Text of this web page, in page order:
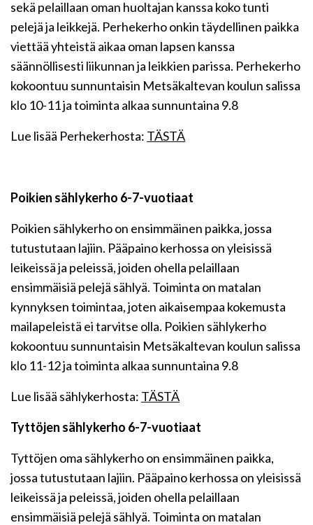
sekä pelaillaan oman huoltajan kanssa koko tunti
pelejä ja leikkejä. Perhekerho onkin täydellinen paikka
viettää yhteistä aikaa oman lapsen kanssa
säännöllisesti liikunnan ja leikkien parissa. Perhekerho
kokoontuu sunnuntaisin Metsäkaltevan koulun salissa
klo 10-11 ja toiminta alkaa sunnuntaina 9.8
Lue lisää Perhekerhosta: TÄSTÄ
Poikien sählykerho 6-7-vuotiaat
Poikien sählykerho on ensimmäinen paikka, jossa
tutustutaan lajiin. Pääpaino kerhossa on yleisissä
leikeissä ja peleissä, joiden ohella pelaillaan
ensimmäisiä pelejä sählyä. Toiminta on matalan
kynnyksen toimintaa, joten aikaisempaa kokemusta
mailapeleistä ei tarvitse olla. Poikien sählykerho
kokoontuu sunnuntaisin Metsäkaltevan koulun salissa
klo 11-12 ja toiminta alkaa sunnuntaina 9.8
Lue lisää sählykerhosta: TÄSTÄ
Tyttöjen sählykerho 6-7-vuotiaat
Tyttöjen oma sählykerho on ensimmäinen paikka,
jossa tutustutaan lajiin. Pääpaino kerhossa on yleisissä
leikeissä ja peleissä, joiden ohella pelaillaan
ensimmäisiä pelejä sählyä. Toiminta on matalan